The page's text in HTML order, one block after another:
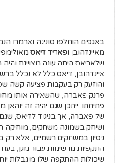
באגפים הוחלפו סוניגה וארמרו
מאיינדהובן ופאריד דיאס
שלאריאס היתה עונה מצויינת
איינדהובן, דיאס כלל לא נכלל
והוזעק רק בעקבות פציעה קשה
פרנק פאברה, שהשאירה אותו מחוץ
פתיחתו. ייתכן שגם יהיה זה
של פאברה, אך בניגוד לדיאס,
ושיחק בשמונה משחקים, מוחיקה
ניסיון במשחקים רשמיים, אלא רק
שיכולות ההתקפה שלו מוגבלות